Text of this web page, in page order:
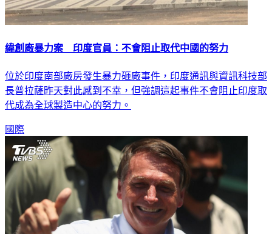
緯創廠暴力案 印度官員：不會阻止取代中國的努力
位於印度南部廠房發生暴力砸廠事件，印度通訊與資訊科技部
長普拉薩昨天對此感到不幸，但強調這起事件不會阻止印度取
代成為全球製造中心的努力。
國際